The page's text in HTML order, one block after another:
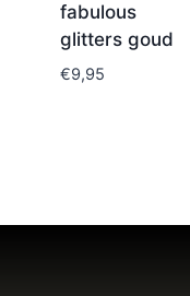
fabulous
glitters goud
€9,95